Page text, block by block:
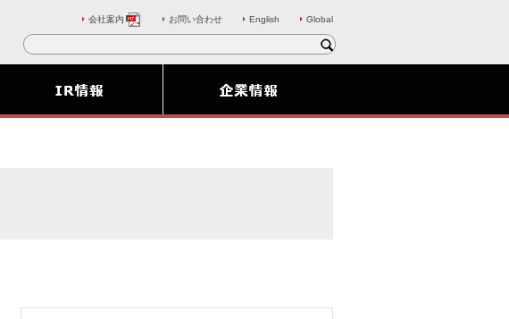
会社案内 お問い合わせ English Global